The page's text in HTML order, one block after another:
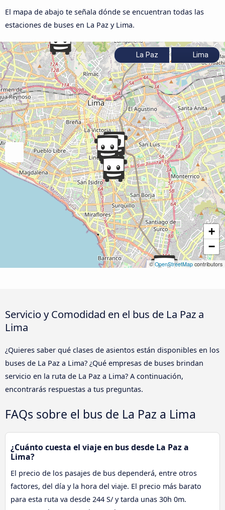
El mapa de abajo te señala dónde se encuentran todas las
estaciones de buses en La Paz y Lima.
+
−
©OpenStreetMap contributors
La Paz Lima
Servicio y Comodidad en el bus de La Paz a
Lima
¿Quieres saber qué clases de asientos están disponibles en los
buses de La Paz a Lima? ¿Qué empresas de buses brindan
servicio en la ruta de La Paz a Lima? A continuación,
encontrarás respuestas a tus preguntas.
FAQs sobre el bus de La Paz a Lima
¿Cuánto cuesta el viaje en bus desde La Paz a
Lima?
El precio de los pasajes de bus dependerá, entre otros
factores, del día y la hora del viaje. El precio más barato
para esta ruta va desde 244 S/ y tarda unas 30h 0m.